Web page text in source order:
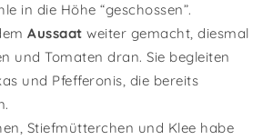
in die Höhe “geschossen”.
Aussaatweiter gemacht, diesmal
und Tomaten dran. Sie begleiten
und Pfefferonis, die bereits
Stiefmütterchen und Klee habe